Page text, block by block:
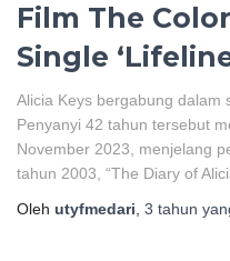
Film The
Single
Alicia Keys bergabung dalam
Penyanyi 42 tahun tersebut
November 2023, menjelang
tahun 2003, “The Diary of
Oleh utyfmedari, 3 tahun